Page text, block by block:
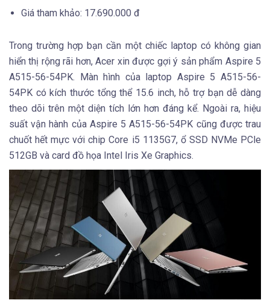
Giá tham khảo: 17.690.000 đ
Trong trường hợp bạn cần một chiếc laptop có không gian
hiển thị rộng rãi hơn, Acer xin được gợi ý sản phẩm Aspire 5
A515-56-54PK. Màn hình của laptop Aspire 5 A515-56-
54PK có kích thước tổng thể 15.6 inch, hỗ trợ bạn dễ dàng
theo dõi trên một diện tích lớn hơn đáng kể. Ngoài ra, hiệu
suất vận hành của Aspire 5 A515-56-54PK cũng được trau
chuốt hết mực với chip Core i5 1135G7, ổ SSD NVMe PCle
512GB và card đồ họa Intel Iris Xe Graphics.